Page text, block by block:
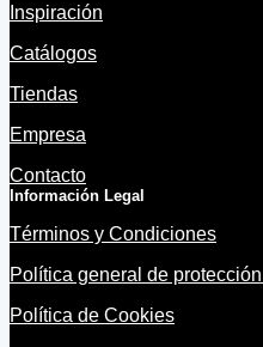
Inspiración
Catálogos
Tiendas
Empresa
Contacto
Información Legal
Términos y Condiciones
Política general de
Política de Cookies